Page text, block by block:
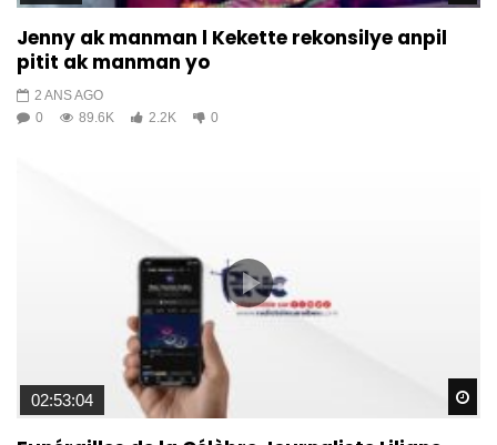
Jenny ak manman l Kekette rekonsilye anpil
pitit ak manman yo
2 ANS AGO
0
89.6K 2.2K 0
02:53:04